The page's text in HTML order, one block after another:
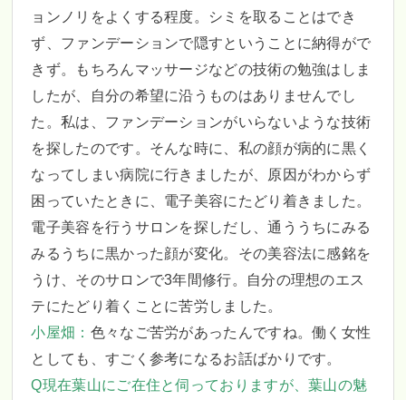
ョンノリをよくする程度。シミを取ることはでき
ず、ファンデーションで隠すということに納得がで
きず。もちろんマッサージなどの技術の勉強はしま
したが、自分の希望に沿うものはありませんでし
た。私は、ファンデーションがいらないような技術
を探したのです。そんな時に、私の顔が病的に黒く
なってしまい病院に行きましたが、原因がわからず
困っていたときに、電子美容にたどり着きました。
電子美容を行うサロンを探しだし、通ううちにみる
みるうちに黒かった顔が変化。その美容法に感銘を
うけ、そのサロンで3年間修行。自分の理想のエス
テにたどり着くことに苦労しました。
小屋畑： 色々なご苦労があったんですね。働く女性
としても、すごく参考になるお話ばかりです。
Q現在葉山にご在住と伺っておりますが、葉山の魅